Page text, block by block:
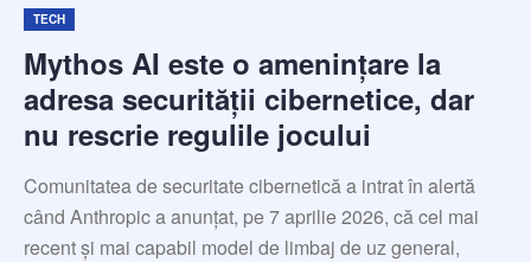
TECH
Mythos AI este o amenințare la
adresa securității cibernetice, dar
nu rescrie regulile jocului
Comunitatea de securitate cibernetică a intrat în alertă
când Anthropic a anunțat, pe 7 aprilie 2026, că cel mai
recent și mai capabil model de limbaj de uz general,